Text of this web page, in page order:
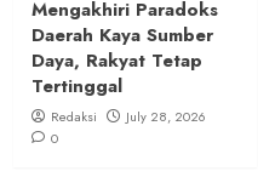
Mengakhiri Paradoks
Daerah Kaya Sumber
Daya, Rakyat Tetap
Tertinggal
Redaksi
July 28, 2026
0